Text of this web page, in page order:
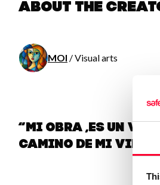
About the
MOI / Visual arts
“Mi obra ,es un
camino de mi vida.